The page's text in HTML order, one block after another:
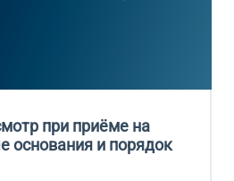
при приёме на
основания и порядок